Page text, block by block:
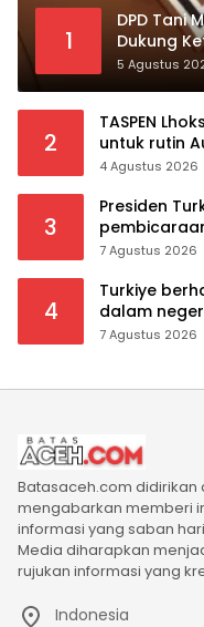
1
DPD Tani
Dukung
Kepala
5 Agustus
2
TASPEN
untuk rutin
Manfaat
4 Agustus 2026
3
Presiden
mahkota
7 Agustus 2026
4
Turkiye
dalam
7 Agustus 2026
Batasaceh.com
mengabarkan memberi
informasi yang saban
Media diharapkan
rujukan informasi yang
Indonesia